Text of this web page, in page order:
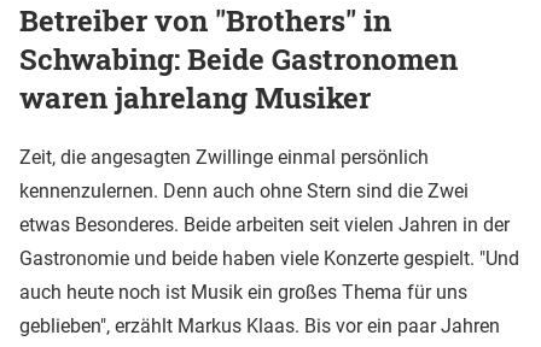
Betreiber von "Brothers" in
Schwabing: Beide Gastronomen
waren jahrelang Musiker
Zeit, die angesagten Zwillinge einmal persönlich
kennenzulernen. Denn auch ohne Stern sind die Zwei
etwas Besonderes. Beide arbeiten seit vielen Jahren in der
Gastronomie und beide haben viele Konzerte gespielt. "Und
auch heute noch ist Musik ein großes Thema für uns
geblieben", erzählt Markus Klaas. Bis vor ein paar Jahren